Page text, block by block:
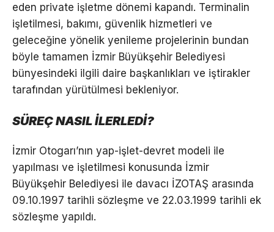
eden private işletme dönemi kapandı. Terminalin
işletilmesi, bakımı, güvenlik hizmetleri ve
geleceğine yönelik yenileme projelerinin bundan
böyle tamamen İzmir Büyükşehir Belediyesi
bünyesindeki ilgili daire başkanlıkları ve iştirakler
tarafından yürütülmesi bekleniyor.
SÜREÇ NASIL İLERLEDİ?
İzmir Otogarı’nın yap-işlet-devret modeli ile
yapılması ve işletilmesi konusunda İzmir
Büyükşehir Belediyesi ile davacı İZOTAŞ arasında
09.10.1997 tarihli sözleşme ve 22.03.1999 tarihli ek
sözleşme yapıldı.